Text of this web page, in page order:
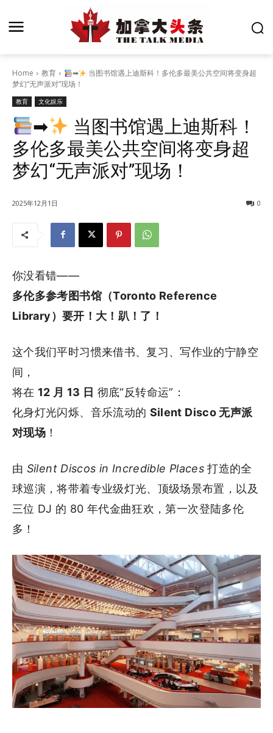
Home 教育 ➡
当图书馆遇上迪斯科！多伦多最美公共空间将变身超
梦幻“无声派对”现场！
教育 文化娱乐
➡
当图书馆遇上迪斯科！
多伦多最美公共空间将变身超
梦幻“无声派对”现场！
2025年12月1日 0
你没看错——
多伦多参考图书馆（Toronto Reference
Library）要开！大！趴！了！
这个我们平时习惯来借书、复习、写作业的宁静空
间，
将在 12 月 13 日 彻底“反转命运”：
化身灯光闪烁、音乐流动的 Silent Disco 无声派
对现场 ！
由 Silent Discos in Incredible Places打造的全
球巡演，将带着专业级灯光、顶级场景布置，以及
三位 DJ 的 80 年代金曲狂欢，第一次登陆多伦
多！